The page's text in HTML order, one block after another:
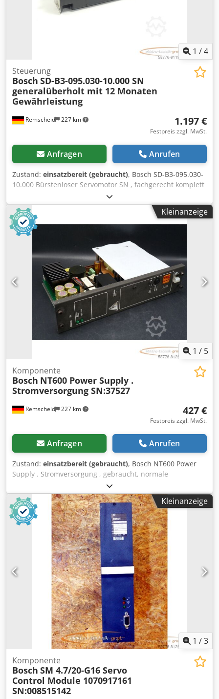
1 /4
Remscheid 227 km
Steuerung
Bosch SD-B3-095.030-10.000 SN
generalüberholt mit 12 Monaten
Gewährleistung
1.197 €
Festpreis zzgl. MwSt.
Anfragen Anrufen
Zustand: einsatzbereit (gebraucht), Bosch SD-B3-095.030-
10.000 Bürstenloser Servomotor SN , fachgerecht komplett
überholt und getestet mit 12 Monaten Gewährleistung,
100% funktionsfähig, Lieferumfang gem. Fotos,Für diesen
Artikel gelten nicht die vereinbarten Verkaufsrabatte. Preis
bitte separat erfragen! Dkedpfxei D E Sne Ag Rer
Kleinanzeige
1 / 5
Remscheid 227 km
Komponente
Bosch NT600 Power Supply .
Stromversorgung SN:37527
427 €
Festpreis zzgl. MwSt.
Anfragen Anrufen
Zustand: einsatzbereit (gebraucht), Bosch NT600 Power
Supply . Stromversorgung , gebraucht, normale
Gebrauchsspuren, 100% funktionsfähig, Lieferumfang
gem. Fotos Dedpfx Agei D Ua Do Rskr
Kleinanzeige
1 /3
Komponente
Bosch SM 4.7/20-G16 Servo
Control Module 1070917161
SN:008515142